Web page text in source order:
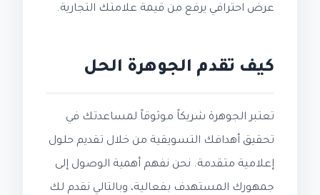
عرض احترافي يرفع من قيمة علامتك التجارية.
كيف تقدم الجوهرة الحل
تعتبر الجوهرة شريكاً موثوقاً لمساعدتك في
تحقيق أهدافك التسويقية من خلال تقديم حلول
إعلامية متقدمة. نحن نفهم أهمية الوصول إلى
جمهورك المستهدف بفعالية، وبالتالي نقدم لك